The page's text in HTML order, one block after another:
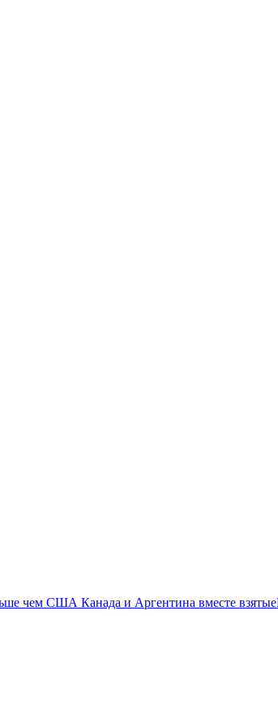
чем США Канада и Аргентина вместе взятые